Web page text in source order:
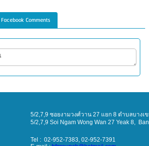
Facebook Comments
5/2,7,9 ซอยงามวงศ์วาน 27 แยก 8 ตำบลบาง
5/2,7,9 Soi Ngam Wong Wan 27 Yeak 8 ,
Tel : 02-952-7383, 02-952-7391